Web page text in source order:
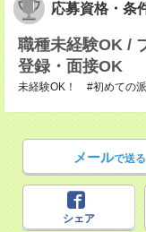
応募資格・条
職種未経験OK /
登録・面接OK
未経験OK！ #初めての
メールで送る
シェア